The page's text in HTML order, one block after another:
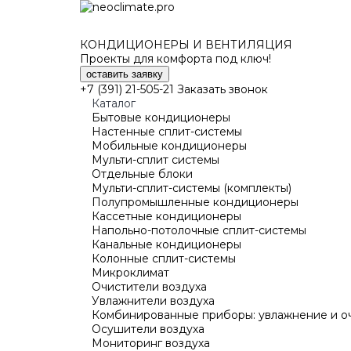
КОНДИЦИОНЕРЫ И ВЕНТИЛЯЦИЯ
Проекты для комфорта под ключ!
оставить заявку
+7 (391) 21-505-21 Заказать звонок
Каталог
Бытовые кондиционеры
Настенные сплит-системы
Мобильные кондиционеры
Мульти-сплит системы
Отдельные блоки
Мульти-сплит-системы (комплекты)
Полупромышленные кондиционеры
Кассетные кондиционеры
Напольно-потолочные сплит-системы
Канальные кондиционеры
Колонные сплит-системы
Микроклимат
Очистители воздуха
Увлажнители воздуха
Комбинированные приборы: увлажнение и
Осушители воздуха
Мониторинг воздуха